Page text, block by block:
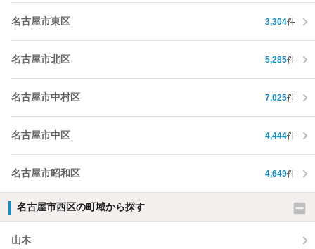
名古屋市東区 3,304件
名古屋市北区 5,285件
名古屋市中村区 7,025件
名古屋市中区 4,444件
名古屋市昭和区 4,649件
名古屋市西区の町域から探す
山木